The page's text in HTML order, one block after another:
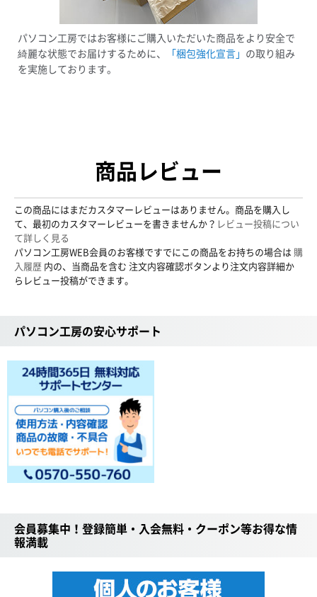
パソコン工房ではお客様にご購入いただいた商品をより安全で
綺麗な状態でお届けするために、
「梱包強化宣言」 の取り組み
を実施しております。
商品レビュー
この商品にはまだカスタマーレビューはありません。商品を購入し
て、最初のカスタマーレビューを書きませんか？ レビュー投稿につい
て詳しく見る
パソコン工房WEB会員のお客様ですでにこの商品をお持ちの場合は 購
入履歴 内の、当商品を含む 注文内容確認ボタンより注文内容詳細か
らレビュー投稿ができます。
パソコン工房の安心サポート
会員募集中！登録簡単・入会無料・クーポン等お得な情
報満載